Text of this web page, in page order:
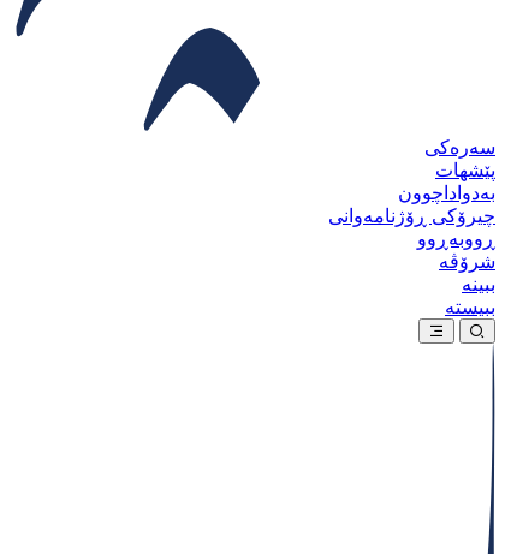
سەرەکی
پێشهات
بەدواداچوون
چیرۆکی ڕۆژنامەوانی
ڕووبەڕوو
شرۆڤە
ببینە
ببیستە